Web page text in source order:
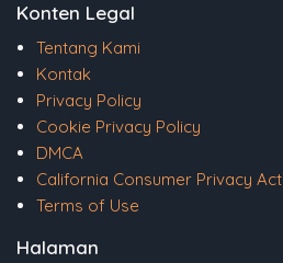
Konten Legal
Tentang Kami
Kontak
Privacy Policy
Cookie Privacy Policy
DMCA
California Consumer Privacy Act
Terms of Use
Halaman